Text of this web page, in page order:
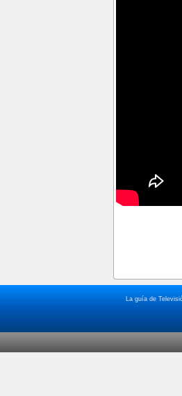
La guía de